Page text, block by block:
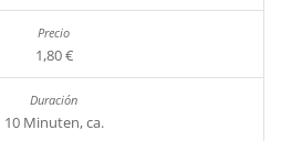
1,80 €
10 Minuten, ca.